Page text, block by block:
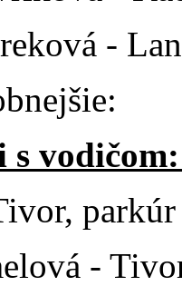
-
s
parkúr
-